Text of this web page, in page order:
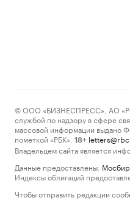
© ООО «БИЗНЕСПРЕСС», АО
службой по надзору в сфере
массовой информации выдано
пометкой «РБК».
18+
Владельцем сайта является
Данные предоставлены:
Индексы облигаций
Чтобы отправить редакции